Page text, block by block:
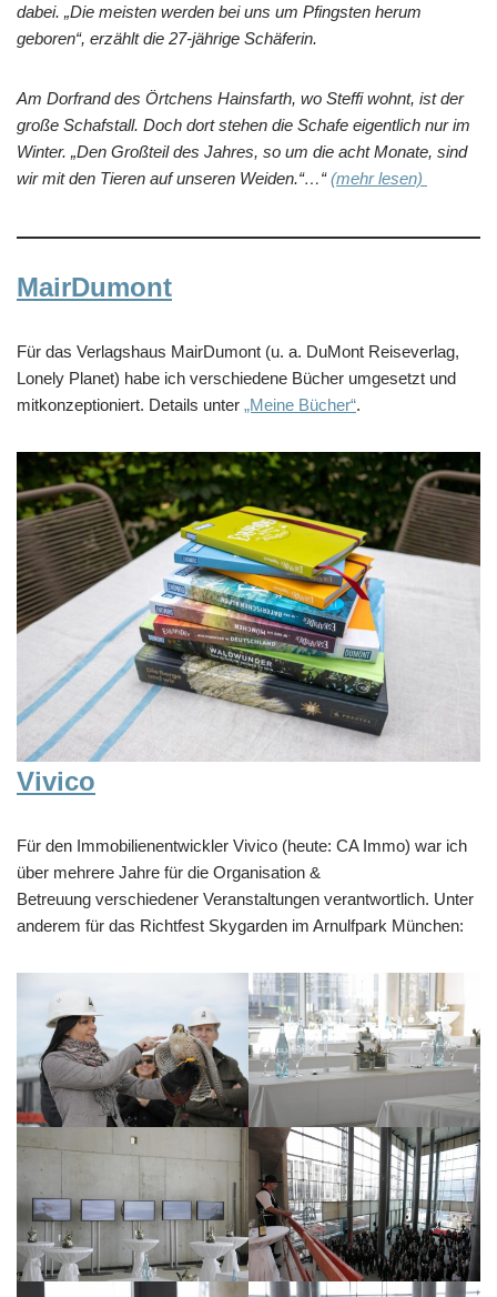
dabei. „Die meisten werden bei uns um Pfingsten herum
geboren“, erzählt die 27-jährige Schäferin.
Am Dorfrand des Örtchens Hainsfarth, wo Steffi wohnt, ist der
große Schafstall. Doch dort stehen die Schafe eigentlich nur im
Winter. „Den Großteil des Jahres, so um die acht Monate, sind
wir mit den Tieren auf unseren Weiden.“…“(mehr lesen)
MairDumont
Für das Verlagshaus MairDumont (u. a. DuMont Reiseverlag,
Lonely Planet) habe ich verschiedene Bücher umgesetzt und
mitkonzeptioniert. Details unter „Meine Bücher“.
Vivico
Für den Immobilienentwickler Vivico (heute: CA Immo) war ich
über mehrere Jahre für die Organisation &
Betreuung verschiedener Veranstaltungen verantwortlich. Unter
anderem für das Richtfest Skygarden im Arnulfpark München: